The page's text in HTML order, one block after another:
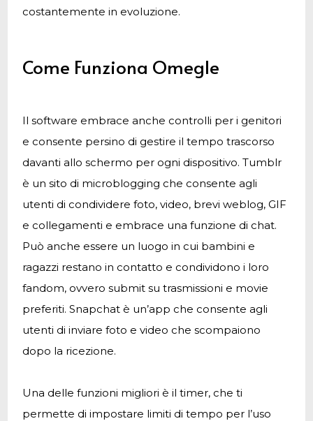
costantemente in evoluzione.
Come Funziona Omegle
Il software embrace anche controlli per i genitori
e consente persino di gestire il tempo trascorso
davanti allo schermo per ogni dispositivo. Tumblr
è un sito di microblogging che consente agli
utenti di condividere foto, video, brevi weblog, GIF
e collegamenti e embrace una funzione di chat.
Può anche essere un luogo in cui bambini e
ragazzi restano in contatto e condividono i loro
fandom, ovvero submit su trasmissioni e movie
preferiti. Snapchat è un’app che consente agli
utenti di inviare foto e video che scompaiono
dopo la ricezione.
Una delle funzioni migliori è il timer, che ti
permette di impostare limiti di tempo per l’uso